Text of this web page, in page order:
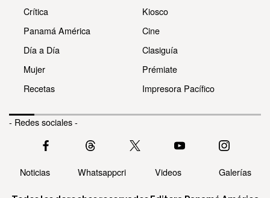
Crítica
Panamá América
Día a Día
Mujer
Recetas
Kiosco
Cine
Clasiguía
Prémiate
Impresora Pacífico
- Redes sociales -
Noticias Whatsappcri Videos Galerías